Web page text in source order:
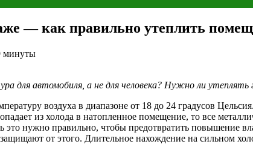
— как правильно утеплить
минуты
для автомобиля, а не для человека? Нужно ли
воздуха в диапазоне от 18 до 24 градусов
из холода в натопленное помещение, то все
это нужно правильно, чтобы предотвратить повышение
от этого. Длительное нахождение на сильном